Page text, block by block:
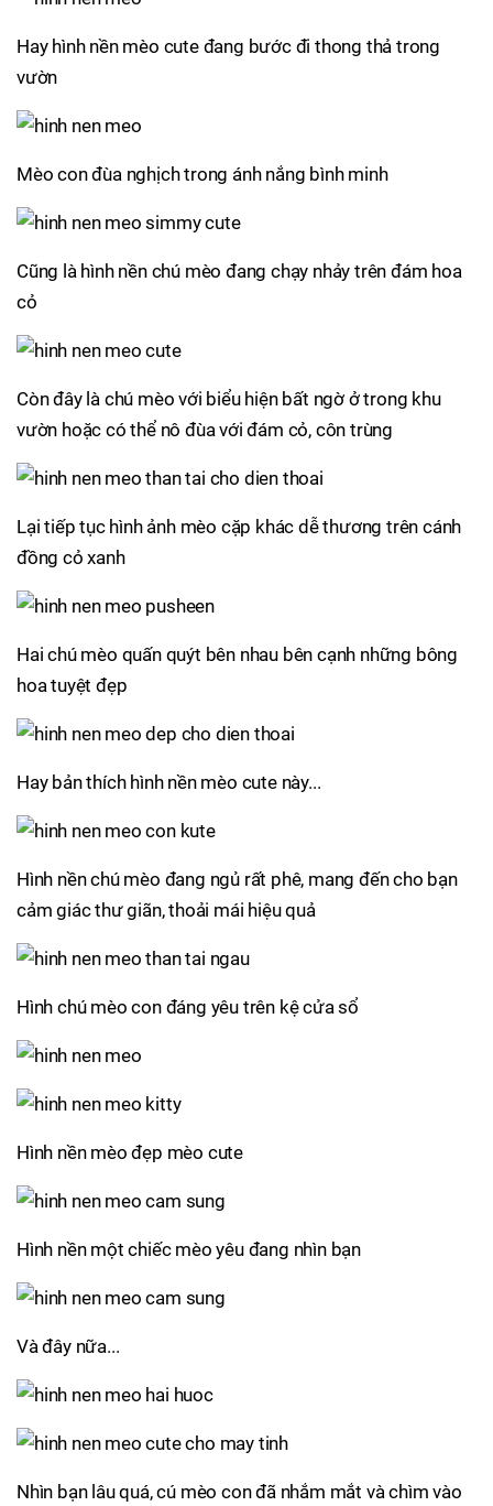
Hay hình nền mèo cute đang bước đi thong thả trong
vườn
Mèo con đùa nghịch trong ánh nắng bình minh
Cũng là hình nền chú mèo đang chạy nhảy trên đám hoa
cỏ
Còn đây là chú mèo với biểu hiện bất ngờ ở trong khu
vườn hoặc có thể nô đùa với đám cỏ, côn trùng
Lại tiếp tục hình ảnh mèo cặp khác dễ thương trên cánh
đồng cỏ xanh
Hai chú mèo quấn quýt bên nhau bên cạnh những bông
hoa tuyệt đẹp
Hay bản thích hình nền mèo cute này...
Hình nền chú mèo đang ngủ rất phê, mang đến cho bạn
cảm giác thư giãn, thoải mái hiệu quả
Hình chú mèo con đáng yêu trên kệ cửa sổ
Hình nền mèo đẹp mèo cute
Hình nền một chiếc mèo yêu đang nhìn bạn
Và đây nữa...
Nhìn bạn lâu quá, cú mèo con đã nhắm mắt và chìm vào